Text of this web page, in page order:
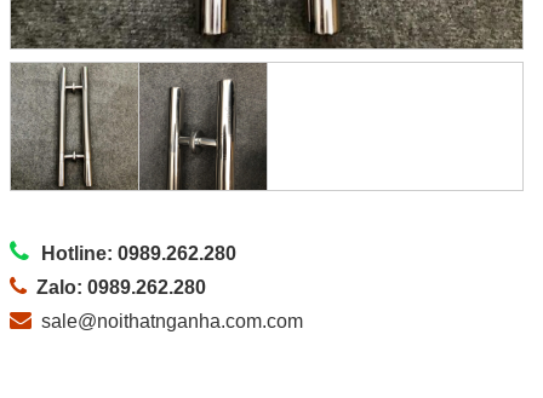
Hotline: 0989.262.280
Zalo: 0989.262.280
sale@noithatnganha.com.com